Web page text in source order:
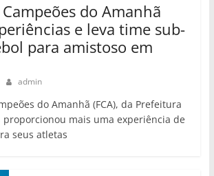
do Amanhã
e leva time sub-
para amistoso em
admin
do Amanhã (FCA), da Prefeitura
proporcionou mais uma experiência de
seus atletas